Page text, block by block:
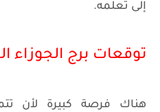
إلى تعلمه.
توقعات برج الجوزاء
هناك فرصة كبيرة لأن